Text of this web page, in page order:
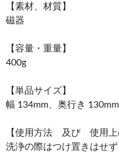
【素材、材質】
磁器
【容量・重量】
400g
【単品サイズ】
幅 134mm、奥行き
【使用方法 及び 使用上
洗浄の際はつけ置きはせ